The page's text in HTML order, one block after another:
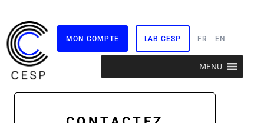
MON COMPTE LAB CESP FR EN
MENU